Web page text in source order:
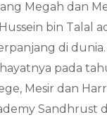
Megah dan
bin Talal
di dunia.
pada
Mesir dan
Sandhrust